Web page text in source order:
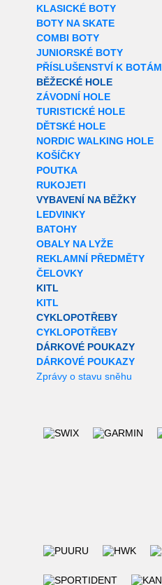
KLASICKÉ BOTY
BOTY NA SKATE
COMBI BOTY
JUNIORSKÉ BOTY
PŘÍSLUŠENSTVÍ K BOTÁM
BĚŽECKÉ HOLE
ZÁVODNÍ HOLE
TURISTICKÉ HOLE
DĚTSKÉ HOLE
NORDIC WALKING HOLE
KOŠÍČKY
POUTKA
RUKOJETI
VYBAVENÍ NA BĚŽKY
LEDVINKY
BATOHY
OBALY NA LYŽE
REKLAMNÍ PŘEDMĚTY
ČELOVKY
KITL
KITL
CYKLOPOTŘEBY
CYKLOPOTŘEBY
DÁRKOVÉ POUKAZY
DÁRKOVÉ POUKAZY
Zprávy o stavu sněhu